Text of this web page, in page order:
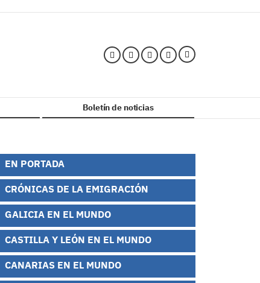
Boletín de noticias
EN PORTADA
CRÓNICAS DE LA EMIGRACIÓN
GALICIA EN EL MUNDO
CASTILLA Y LEÓN EN EL MUNDO
CANARIAS EN EL MUNDO